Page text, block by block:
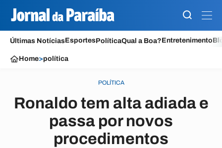
Últimas NotíciasEsportesPolíticaQual a Boa?Entretenimento
Home>política
POLÍTICA
Ronaldo tem alta adiada e
passa por novos
procedimentos